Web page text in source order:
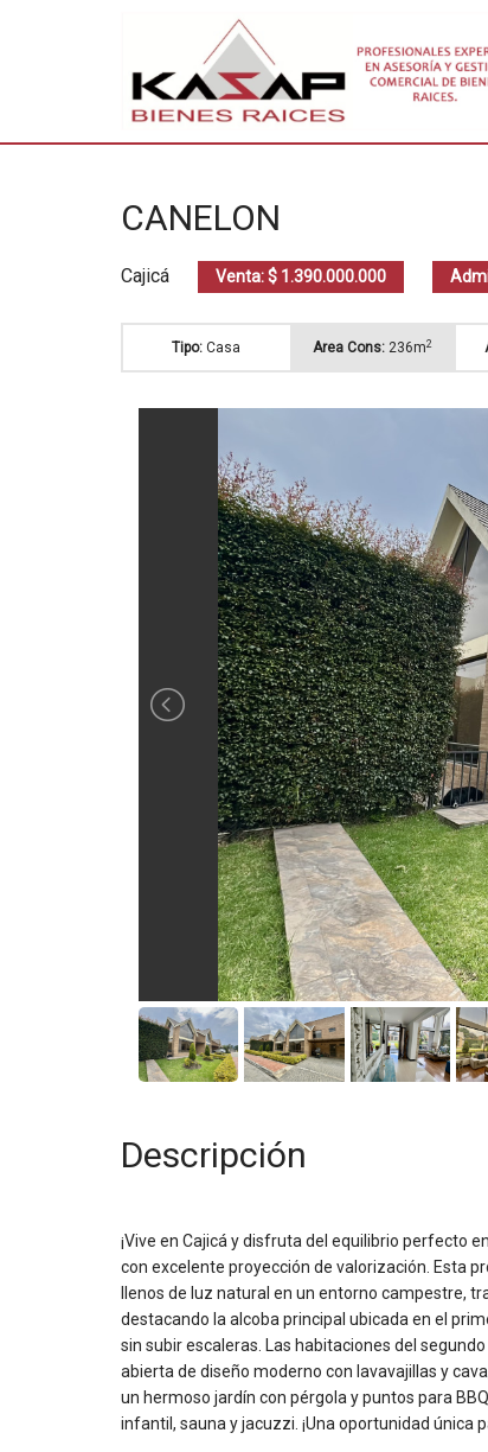
CANELON
Cajicá Venta: $ 1.390.000.000
Tipo: Casa Area Cons: 236m2
Descripción
¡Vive en Cajicá y disfruta del equilibrio perfecto
con excelente proyección de valorización. Esta
llenos de luz natural en un entorno campestre,
destacando la alcoba principal ubicada en el
sin subir escaleras. Las habitaciones del
abierta de diseño moderno con lavavajillas y
un hermoso jardín con pérgola y puntos para
infantil, sauna y jacuzzi. ¡Una oportunidad única